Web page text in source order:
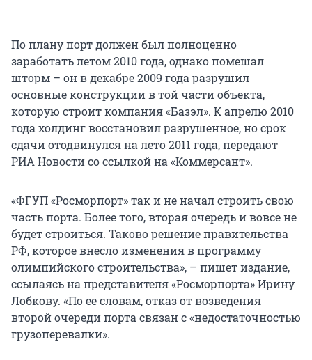
По плану порт должен был полноценно
заработать летом 2010 года, однако помешал
шторм – он в декабре 2009 года разрушил
основные конструкции в той части объекта,
которую строит компания «Базэл». К апрелю 2010
года холдинг восстановил разрушенное, но срок
сдачи отодвинулся на лето 2011 года, передают
РИА Новости со ссылкой на «Коммерсант».
«ФГУП «Росморпорт» так и не начал строить свою
часть порта. Более того, вторая очередь и вовсе не
будет строиться. Таково решение правительства
РФ, которое внесло изменения в программу
олимпийского строительства», – пишет издание,
ссылаясь на представителя «Росморпорта» Ирину
Лобкову. «По ее словам, отказ от возведения
второй очереди порта связан с «недостаточностью
грузоперевалки».